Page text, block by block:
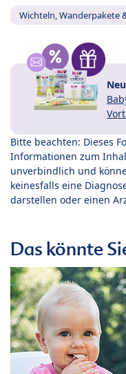
Wichteln, Wanderpakete
Bitte beachten: Dieses
Informationen zum
unverbindlich und
keinesfalls eine
darstellen oder einen
Das könnte